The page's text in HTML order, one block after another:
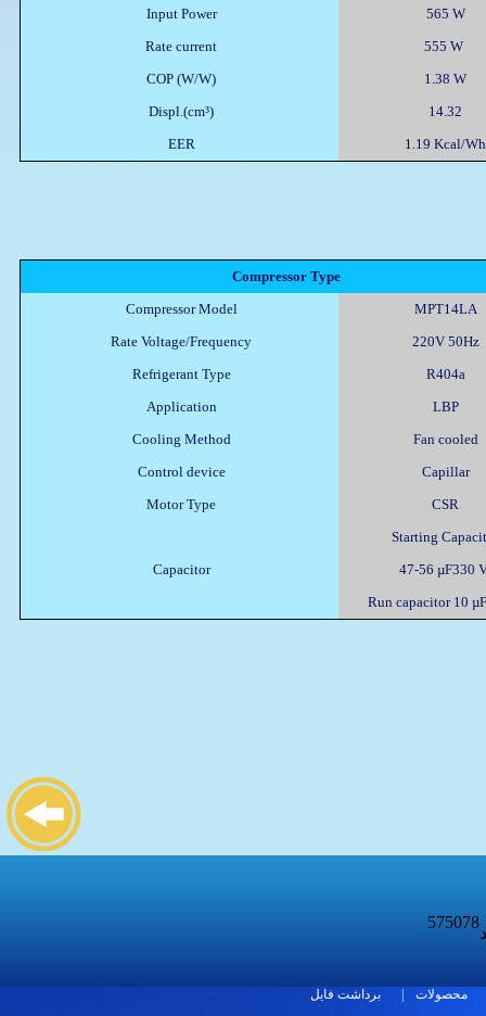
Input Power
565 W
Rate current
555 W
COP (W/W)
1.38 W
Displ.(cm³)
14.32
EER
1.19 Kcal/Wh
Compressor Type
Compressor Model
MPT14LA
Rate Voltage/Frequency
220V 50Hz
Refrigerant Type
R404a
Application
LBP
Cooling Method
Fan cooled
Control device
Capillar
Motor Type
CSR
Capacitor
Starting
47-56 µF330
Run capacitor 10
575078
برداشت فایل محصولات